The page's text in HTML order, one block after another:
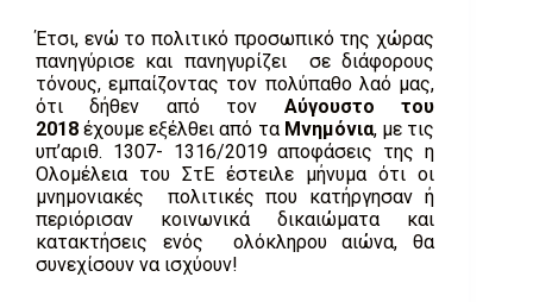
Έτσι, ενώ το πολιτικό προσωπικό της χώρας
πανηγύρισε και πανηγυρίζει σε διάφορους
τόνους, εμπαίζοντας τον πολύπαθο λαό μας,
ότι δήθεν από τον Αύγουστο του
2018έχουμε εξέλθει από τα Μνημόνια, με τις
υπ’αριθ. 1307- 1316/2019 αποφάσεις της η
Ολομέλεια του ΣτΕ έστειλε μήνυμα ότι οι
μνημονιακές πολιτικές που κατήργησαν ή
περιόρισαν κοινωνικά δικαιώματα και
κατακτήσεις ενός ολόκληρου αιώνα, θα
συνεχίσουν να ισχύουν!